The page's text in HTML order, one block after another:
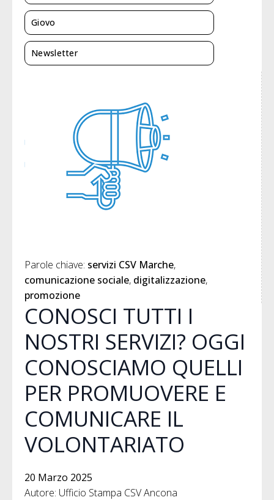
Parole chiave: servizi CSV Marche
comunicazione sociale digitalizzazione
promozione
CONOSCI TUTTI I
NOSTRI SERVIZI? OGGI
CONOSCIAMO QUELLI
PER PROMUOVERE E
COMUNICARE IL
VOLONTARIATO
20 Marzo 2025
Autore: Ufficio Stampa CSV Ancona
Giovo
Newsletter